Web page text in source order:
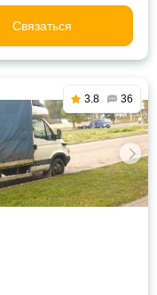
Связаться
3.8 36